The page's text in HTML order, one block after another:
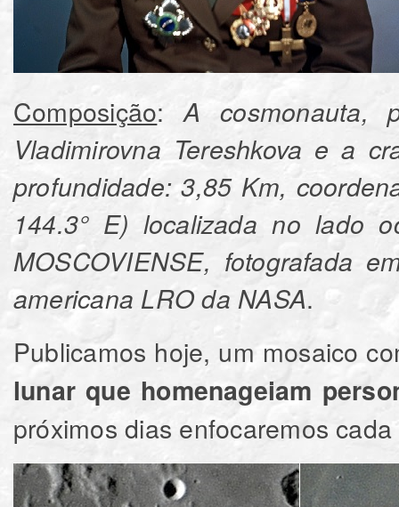
Composição:A cosmonauta,
Vladimirovna Tereshkova e a
profundidade: 3,85 Km,
144.3° E) localizada no lado
MOSCOVIENSE, fotografada
americana LRO da NASA.
Publicamos hoje, um mosaico
lunar que homenageiam
próximos dias enfocaremos